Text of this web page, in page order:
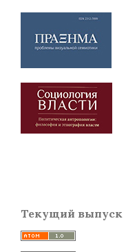
Текущий выпуск